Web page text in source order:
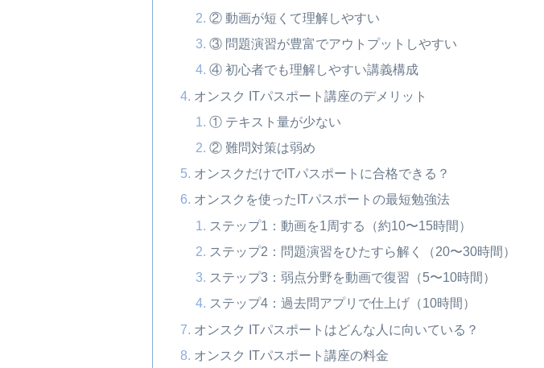
② 動画が短くて理解しやすい
③ 問題演習が豊富でアウトプットしやすい
④ 初心者でも理解しやすい講義構成
オンスク ITパスポート講座のデメリット
① テキスト量が少ない
② 難問対策は弱め
オンスクだけでITパスポートに合格できる？
オンスクを使ったITパスポートの最短勉強法
ステップ1：動画を1周する（約10〜15時間）
ステップ2：問題演習をひたすら解く（20〜30時間）
ステップ3：弱点分野を動画で復習（5〜10時間）
ステップ4：過去問アプリで仕上げ（10時間）
オンスク ITパスポートはどんな人に向いている？
オンスク ITパスポート講座の料金